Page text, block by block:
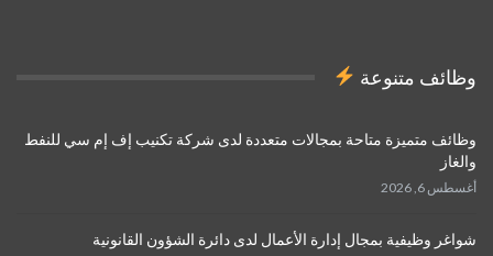
وظائف متنوعة
وظائف متميزة متاحة بمجالات متعددة لدى شركة تكنيب إف إم سي للنفط
والغاز
أغسطس 6, 2026
شواغر وظيفية بمجال إدارة الأعمال لدى دائرة الشؤون القانونية